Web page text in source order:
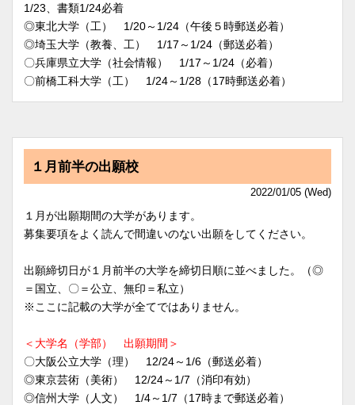
1/23、書類1/24必着
◎東北大学（工） 1/20～1/24（午後５時郵送必着）
◎埼玉大学（教養、工） 1/17～1/24（郵送必着）
〇兵庫県立大学（社会情報） 1/17～1/24（必着）
〇前橋工科大学（工） 1/24～1/28（17時郵送必着）
１月前半の出願校
2022/01/05 (Wed)
１月が出願期間の大学があります。
募集要項をよく読んで間違いのない出願をしてください。
出願締切日が１月前半の大学を締切日順に並べました。（◎
＝国立、〇＝公立、無印＝私立）
※ここに記載の大学が全てではありません。
＜大学名（学部） 出願期間＞
〇大阪公立大学（理） 12/24～1/6（郵送必着）
◎東京芸術（美術） 12/24～1/7（消印有効）
◎信州大学（人文） 1/4～1/7（17時まで郵送必着）